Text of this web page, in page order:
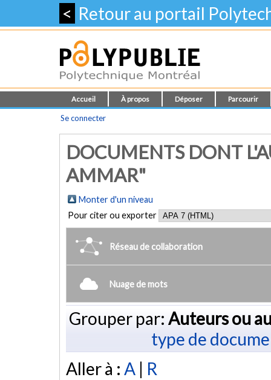
< Retour au portail
Accueil À propos Déposer Parcourir
Se connecter
DOCUMENTS DONT
AMMAR"
Monter d'un niveau
Pour citer ou exporter
Réseau de collaboration
Nuage de mots
Grouper par: Auteurs ou
type de
Aller à : A | R